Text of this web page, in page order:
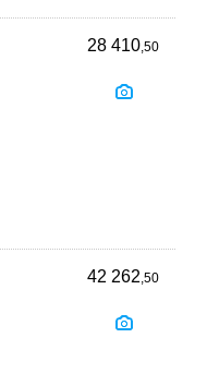
28 410,50
42 262,50